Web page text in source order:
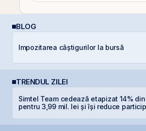
BLOG
Impozitarea câștigurilor la bursă
TRENDUL ZILEI
Simtel Team cedează etapizat 14%
pentru 3,99 mil. lei și își reduce